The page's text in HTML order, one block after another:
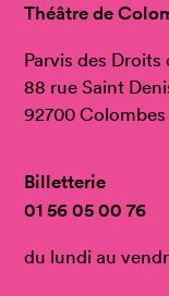
Théâtre de
Parvis des Droits
88 rue Saint
92700 Colombes
Billetterie
01 56 05 00 76
du lundi au